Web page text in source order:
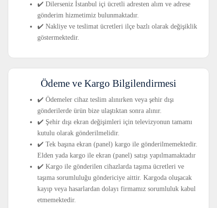
✔️ Dilerseniz İstanbul içi ücretli adresten alım ve adrese
gönderim hizmetimiz bulunmaktadır.
✔️ Nakliye ve teslimat ücretleri ilçe bazlı olarak değişiklik
göstermektedir.
Ödeme ve Kargo Bilgilendirmesi
✔️ Ödemeler cihaz teslim alınırken veya şehir dışı
gönderilerde ürün bize ulaştıktan sonra alınır.
✔️ Şehir dışı ekran değişimleri için televizyonun tamamı
kutulu olarak gönderilmelidir.
✔️ Tek başına ekran (panel) kargo ile gönderilmemektedir.
Elden yada kargo ile ekran (panel) satışı yapılmamaktadır
✔️ Kargo ile gönderilen cihazlarda taşıma ücretleri ve
taşıma sorumluluğu göndericiye aittir. Kargoda oluşacak
kayıp veya hasarlardan dolayı firmamız sorumluluk kabul
etmemektedir.